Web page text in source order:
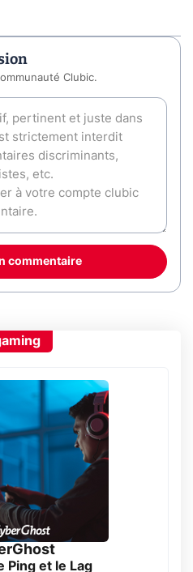
Clubic.
commentaire
Ping et le Lag